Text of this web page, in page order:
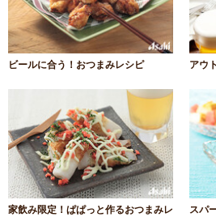
ビールに合う！おつまみレシピ アウ
家飲み限定！ぱぱっと作るおつまみレ
スパ